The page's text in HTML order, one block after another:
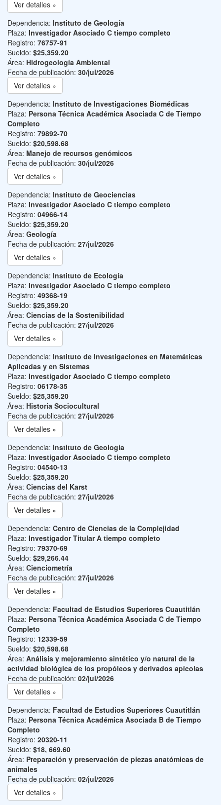
Ver detalles »
Dependencia: Instituto de Geología
Plaza: Investigador Asociado C tiempo completo
Registro: 76757-91
Sueldo: $25,359.20
Área: Hidrogeología Ambiental
Fecha de publicación: 30/jul/2026
Ver detalles »
Dependencia: Instituto de Investigaciones Biomédicas
Plaza: Persona Técnica Académica Asociada C de Tiempo
Completo
Registro: 79892-70
Sueldo: $20,598.68
Área: Manejo de recursos genómicos
Fecha de publicación: 30/jul/2026
Ver detalles »
Dependencia: Instituto de Geociencias
Plaza: Investigador Asociado C tiempo completo
Registro: 04966-14
Sueldo: $25,359.20
Área: Geología
Fecha de publicación: 27/jul/2026
Ver detalles »
Dependencia: Instituto de Ecología
Plaza: Investigador Asociado C tiempo completo
Registro: 49368-19
Sueldo: $25,359.20
Área: Ciencias de la Sostenibilidad
Fecha de publicación: 27/jul/2026
Ver detalles »
Dependencia: Instituto de Investigaciones en Matemáticas
Aplicadas y en Sistemas
Plaza: Investigador Asociado C tiempo completo
Registro: 06178-35
Sueldo: $25,359.20
Área: Historia Sociocultural
Fecha de publicación: 27/jul/2026
Ver detalles »
Dependencia: Instituto de Geología
Plaza: Investigador Asociado C tiempo completo
Registro: 04540-13
Sueldo: $25,359.20
Área: Ciencias del Karst
Fecha de publicación: 27/jul/2026
Ver detalles »
Dependencia: Centro de Ciencias de la Complejidad
Plaza: Investigador Titular A tiempo completo
Registro: 79370-69
Sueldo: $29,266.44
Área: Cienciometría
Fecha de publicación: 27/jul/2026
Ver detalles »
Dependencia: Facultad de Estudios Superiores Cuautitlán
Plaza: Persona Técnica Académica Asociada C de Tiempo
Completo
Registro: 12339-59
Sueldo: $20,598.68
Área: Análisis y mejoramiento sintético y/o natural de la
actividad biológica de los propóleos y derivados apícolas
Fecha de publicación: 02/jul/2026
Ver detalles »
Dependencia: Facultad de Estudios Superiores Cuautitlán
Plaza: Persona Técnica Académica Asociada B de Tiempo
Completo
Registro: 20320-11
Sueldo: $18, 669.60
Área: Preparación y preservación de piezas anatómicas de
animales
Fecha de publicación: 02/jul/2026
Ver detalles »